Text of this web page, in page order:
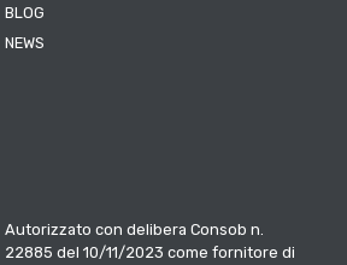
BLOG
NEWS
Autorizzato con delibera Consob n.
22885 del 10/11/2023 come fornitore di